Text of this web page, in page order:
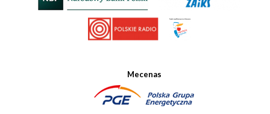
Mecenas